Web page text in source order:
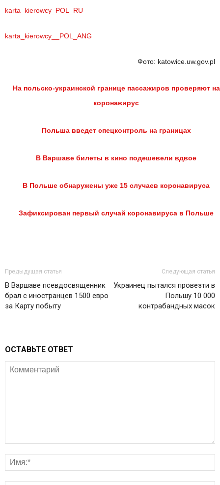
karta_kierowcy_POL_RU
karta_kierowcy__POL_ANG
Фото: katowice.uw.gov.pl
На польско-украинской границе пассажиров проверяют на
коронавирус
Польша введет спецконтроль на границах
В Варшаве билеты в кино подешевели вдвое
В Польше обнаружены уже 15 случаев коронавируса
Зафиксирован первый случай коронавируса в Польше
Предыдущая статья
В Варшаве псевдосвященник
брал с иностранцев 1500 евро
за Карту побыту
Следующая статья
Украинец пытался провезти в
Польшу 10 000
контрабандных масок
ОСТАВЬТЕ ОТВЕТ